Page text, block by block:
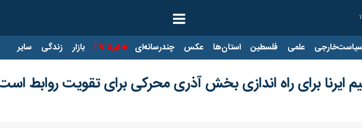
علمی فلسطین استان‌ها عکس چندرسانه‌ای ایرنا TV بازار زندگی سایر
ایرنا برای راه اندازی بخش آذری محرکی برای تقویت روابط